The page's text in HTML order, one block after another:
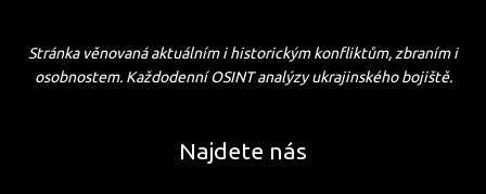
Stránka věnovaná aktuálním i historickým konfliktům, zbraním i
osobnostem. Každodenní OSINT analýzy ukrajinského bojiště.
Najdete nás